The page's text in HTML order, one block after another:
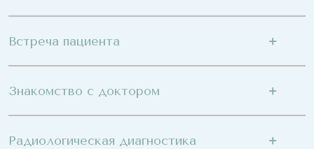
Встреча пациента
Знакомство с доктором
Радиологическая диагностика